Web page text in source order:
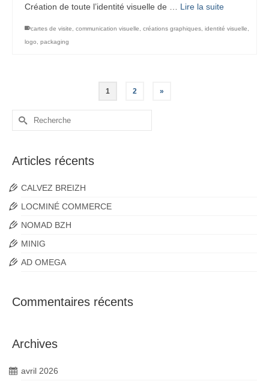
Création de toute l’identité visuelle de … Lire la suite
cartes de visite communication visuelle créations graphiques identité visuelle
logo
packaging
1 2 »
Rechercher :
Articles récents
CALVEZ BREIZH
LOCMINÉ COMMERCE
NOMAD BZH
MINIG
AD OMEGA
Commentaires récents
Archives
avril 2026